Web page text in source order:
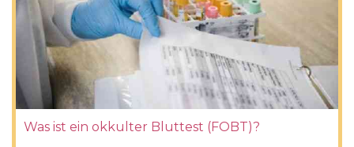
Was ist ein okkulter Bluttest (FOBT)?